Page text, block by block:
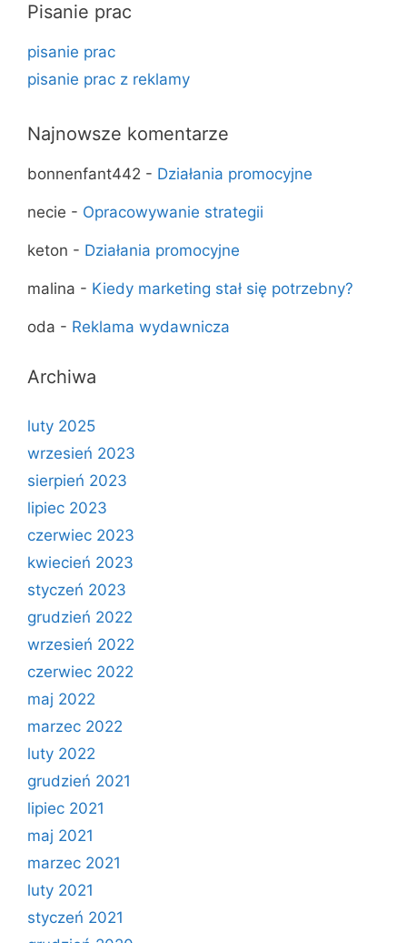
Pisanie prac
pisanie prac
pisanie prac z reklamy
Najnowsze komentarze
bonnenfant442 - Działania promocyjne
necie - Opracowywanie strategii
keton - Działania promocyjne
malina - Kiedy marketing stał się potrzebny?
oda - Reklama wydawnicza
Archiwa
luty 2025
wrzesień 2023
sierpień 2023
lipiec 2023
czerwiec 2023
kwiecień 2023
styczeń 2023
grudzień 2022
wrzesień 2022
czerwiec 2022
maj 2022
marzec 2022
luty 2022
grudzień 2021
lipiec 2021
maj 2021
marzec 2021
luty 2021
styczeń 2021